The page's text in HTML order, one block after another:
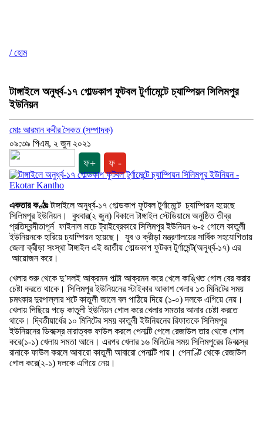
/ হোম
টাঙ্গাইলে অনুর্ধ্ব-১৭ গোল্ডকাপ ফুটবল টুর্ণামেন্টে চ্যাম্পিয়ন সিলিমপুর
ইউনিয়ন
মোঃ আরমান কবীর সৈকত (সম্পাদক)
০৯:৩৯ পিএম, ২ জুন ২০২১
ফ+ ফ -
একতার কণ্ঠঃটাঙ্গাইলে অনুর্ধ্ব-১৭ গোল্ডকাপ ফুটবল টুর্ণামেন্টে চ্যাম্পিয়ন হয়েছে
সিলিমপুর ইউনিয়ন। বুধবার(২ জুন) বিকালে টাঙ্গাইল স্টেডিয়ামে অনুষ্ঠিত তীব্র
প্রতিদ্বন্দীতাপূর্ন ফাইনাল মাচে ট্রাইব্রেকারে সিলিমপুর ইউনিয়ন ৬-৫ গোলে কাতুলী
ইউনিয়নকে হারিয়ে চ্যাম্পিয়ন হয়েছে। যুব ও ক্রীড়া মন্ত্রণালয়ের সার্বিক সহযোগিতায়
জেলা ক্রীড়া সংস্থা টাঙ্গাইল এই জাতীয় গোল্ডকাপ ফুটবল টুর্ণামেন্ট(অনুর্ধ্ব-১৭) এর
আয়োজন করে।
খেলার শুরু থেকে দু’দলই আক্রমন পাল্টা আক্রমন করে খেলে কাঙ্খিত গোল বের করার
চেষ্টা করতে থাকে। সিলিমপুর ইউনিয়নের স্টাইকার আকাশ খেলার ১৩ মিনিটের সময়
চমৎকার দুরপাল্লার শটে কাতুলী জালে বল পাঠিয়ে দিয়ে (১-০) দলকে এগিয়ে নেয়।
খেলায় পিছিয়ে পড়ে কাতুলী ইউনিয়ন গোল করে খেলার সমতার আনার চেষ্টা করতে
থাকে। দ্বিতীয়ার্ধের ১০ মিনিটের সময় কাতুলী ইউনিয়নের রিফাতকে সিলিমপুর
ইউনিয়নের ডিবক্স্রে মারাত্বক ফাউল করলে পেনাল্টি পেলে রেজাউল তার থেকে গোল
করে(১-১) খেলায় সমতা আনে। এরপর খেলার ১৬ মিনিটের সময় সিলিমপুরের ডিবক্স্রে
রানাকে ফাউল করলে আবারো কাতুলী আবারো পেনাল্টি পায়। পেনাণ্টি থেকে রেজাউল
গোল করে(২-১) দলকে এগিয়ে নেয়।